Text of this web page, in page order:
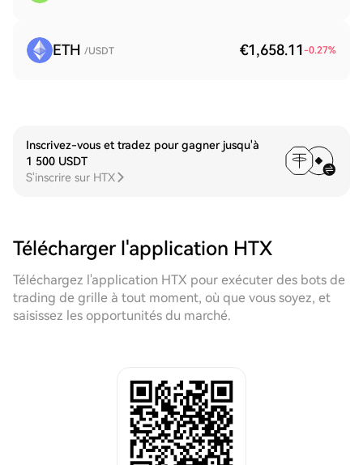
ETH /USDT €1,658.11 -0.27%
Inscrivez-vous et tradez pour gagner jusqu'à
1 500 USDT
S'inscrire sur HTX
Télécharger l'application HTX
Téléchargez l'application HTX pour exécuter des bots de
trading de grille à tout moment, où que vous soyez, et
saisissez les opportunités du marché.